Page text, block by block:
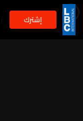
إشترك 2min